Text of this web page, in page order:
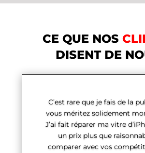
CE QUE NOS
DISENT DE
C’est rare que je fais de la
vous méritez solidement
J’ai fait réparer ma vitre
un prix plus que
comparer avec vos